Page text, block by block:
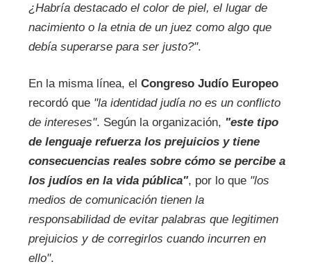
¿Habría destacado el color de piel, el lugar de
nacimiento o la etnia de un juez como algo que
debía superarse para ser justo?".
En la misma línea, el Congreso Judío Europeo
recordó que "la identidad judía no es un conflicto
de intereses". Según la organización, "este tipo
de lenguaje refuerza los prejuicios y tiene
consecuencias reales sobre cómo se percibe a
los judíos en la vida pública", por lo que "los
medios de comunicación tienen la
responsabilidad de evitar palabras que legitimen
prejuicios y de corregirlos cuando incurren en
ello".